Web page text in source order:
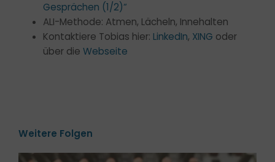
Gesprächen (1/2)“
ALI-Methode: Atmen, Lächeln, Innehalten
Kontaktiere Tobias hier: LinkedIn, XING oder
über die Webseite
Weitere Folgen